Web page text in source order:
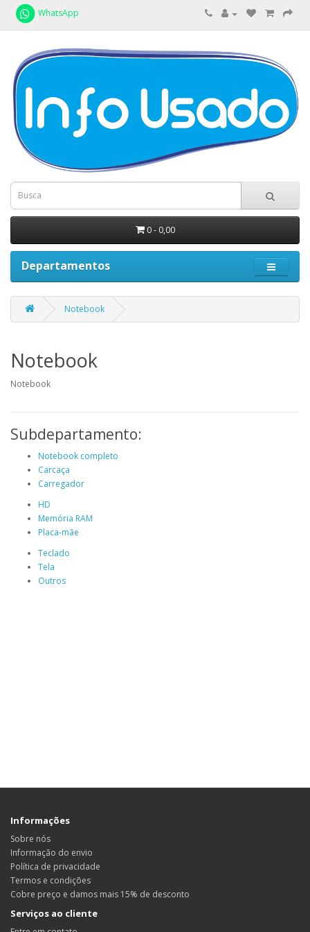
WhatsApp
0 - 0,00
Departamentos
Notebook
Notebook
Notebook
Subdepartamento:
Notebook completo
Carcaça
Carregador
HD
Memória RAM
Placa-mãe
Teclado
Tela
Outros
Informações
Sobre nós
Informação do envio
Política de privacidade
Termos e condições
Cobre preço e damos mais 15% de desconto
Serviços ao cliente